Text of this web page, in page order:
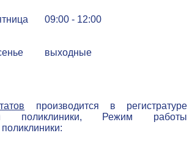
09:00 - 12:00
выходные
производится в регистратуре
поликлиники, Режим работы